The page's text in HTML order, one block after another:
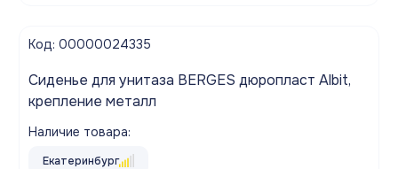
Код: 00000024335
Сиденье для унитаза BERGES дюропласт Albit,
крепление металл
Наличие товара:
Екатеринбург